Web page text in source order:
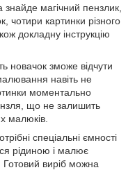
знайде магічний пензлик,
чотири картинки різного
докладну інструкцію
новачок зможе відчути
навіть не
моментально
що не залишить
малюків.
спеціальні ємності
рідиною і малює
виріб можна